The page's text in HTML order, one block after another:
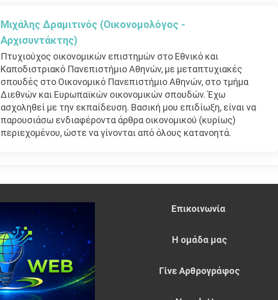
Μιχάλης Δραμιτινός (Οικονομολόγος -
Αρχισυντάκτης)
Πτυχιούχος οικονομικών επιστημών στο Εθνικό και
Καποδιστριακό Πανεπιστήμιο Αθηνών, με μεταπτυχιακές
σπουδές στο Οικονομικό Πανεπιστήμιο Αθηνών, στο τμήμα
Διεθνών και Ευρωπαϊκών οικονομικών σπουδών. Έχω
ασχοληθεί με την εκπαίδευση. Βασική μου επιδίωξη, είναι να
παρουσιάσω ενδιαφέροντα άρθρα οικονομικού (κυρίως)
περιεχομένου, ώστε να γίνονται από όλους κατανοητά.
Επικοινωνία
Η ομάδα μας
Γίνε Αρθρογράφος